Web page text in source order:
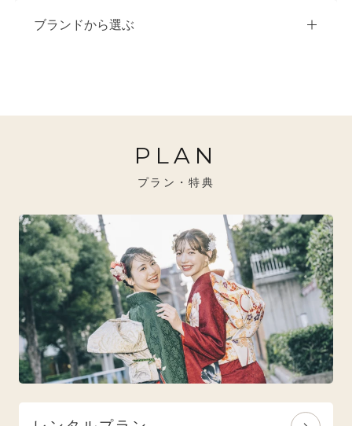
10万円台以下
20万円～26万円未満
26万円～31万円未満
クラシック
クール
ナチュラル
ブランドから選ぶ
イエベ秋におすすめ
ブルべ夏におすすめ
ブルべ冬におすすめ
特選技法
オリジナルブランド
人気モデルブランド
PLAN
プラン・特典